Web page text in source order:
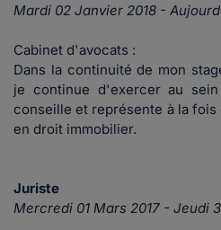
Mardi 02 Janvier 2018 -
Cabinet d'avocats :
Dans la continuité de mon
je continue d'exercer au
conseille et représente à la
en droit immobilier.
Juriste
Mercredi 01 Mars 2017 - Jeudi